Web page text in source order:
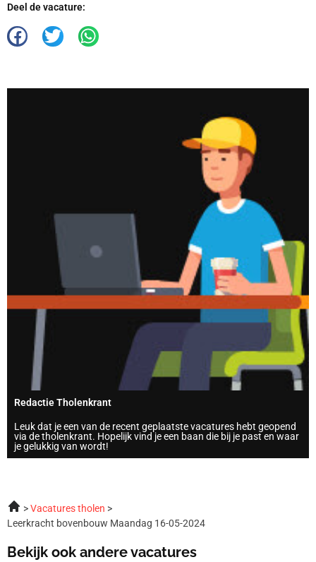
Deel de vacature:
Redactie Tholenkrant
Leuk dat je een van de recent geplaatste vacatures hebt geopend
via de tholenkrant. Hopelijk vind je een baan die bij je past en waar
je gelukkig van wordt!
Vacatures tholen
Leerkracht bovenbouw Maandag 16-05-2024
Bekijk ook andere vacatures